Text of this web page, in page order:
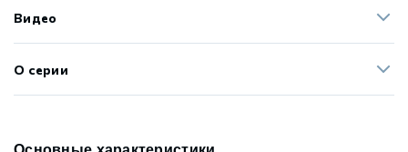
Видео
О серии